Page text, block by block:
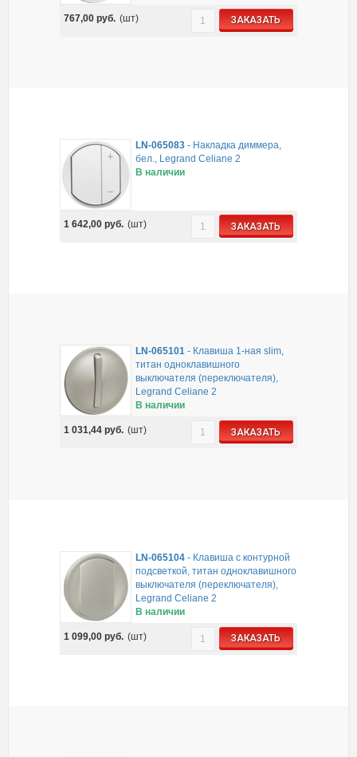
767,00руб. (шт) ЗАКАЗАТЬ
LN-065083 - Накладка диммера,
бел., Legrand Celiane 2
В наличии
1 642,00руб. (шт) ЗАКАЗАТЬ
LN-065101 - Клавиша 1-ная slim,
титан одноклавишного
выключателя (переключателя),
Legrand Celiane 2
В наличии
1 031,44руб. (шт) ЗАКАЗАТЬ
LN-065104 - Клавиша с контурной
подсветкой, титан одноклавишного
выключателя (переключателя),
Legrand Celiane 2
В наличии
1 099,00руб. (шт) ЗАКАЗАТЬ